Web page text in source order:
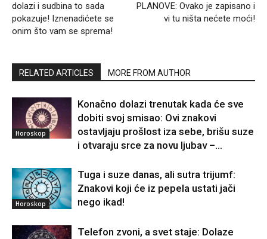
dolazi i sudbina to sada
pokazuje! Iznenadićete se
onim što vam se sprema!
PLANOVE: Ovako je zapisano i
vi tu ništa nećete moći!
RELATED ARTICLES MORE FROM AUTHOR
Horoskop
Konačno dolazi trenutak kada će sve
dobiti svoj smisao: Ovi znakovi
ostavljaju prošlost iza sebe, brišu suze
i otvaraju srce za novu ljubav –...
Horoskop
Tuga i suze danas, ali sutra trijumf:
Znakovi koji će iz pepela ustati jači
nego ikad!
Telefon zvoni, a svet staje: Dolaze